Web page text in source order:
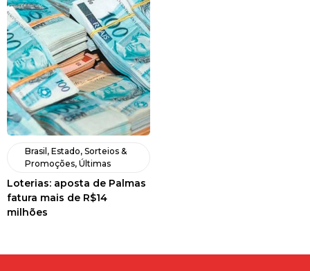
Brasil , Estado, Sorteios &
Promoções, Últimas
Loterias: aposta de Palmas
fatura mais de R$14
milhões